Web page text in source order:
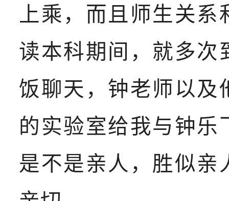
上乘，而且师生关
读本科期间，就多次
饭聊天，钟老师以及
的实验室给我与钟
是不是亲人，胜似亲